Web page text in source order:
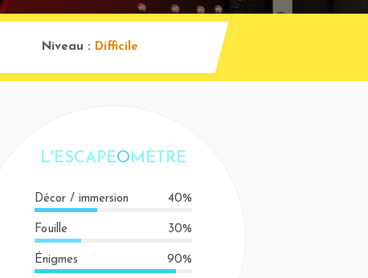
Niveau : Difficile
L'ESCAPEO MÈTRE
Décor / immersion 40%
Fouille 30%
Énigmes 90%